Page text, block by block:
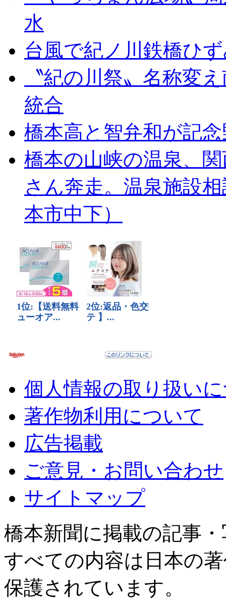
水
台風で紀ノ川鉄橋ひ
〝紀の川祭〟名称変
統合
橋本高と智弁和が記
橋本の山峡の温泉、
さん奔走。温泉施設
本市中下）
個人情報の取り扱い
著作物利用について
広告掲載
ご意見・お問い合わせ
サイトマップ
橋本新聞に掲載の記事
すべての内容は日本の
保護されています。